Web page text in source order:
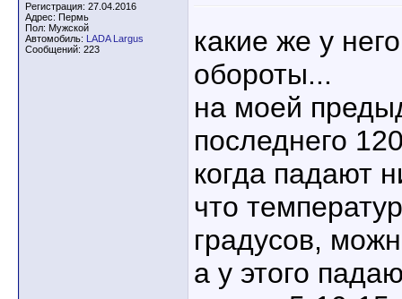
Регистрация: 27.04.2016
Адрес: Пермь
Пол: Мужской
Автомобиль: LADA Largus
Сообщений: 223
какие же у
обороты...
на моей
последнего
когда падают
что
градусов,
а у этого